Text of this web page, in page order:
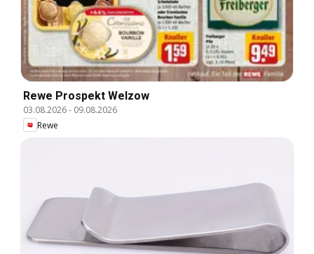
Rewe Prospekt Welzow
03.08.2026- 09.08.2026
Rewe